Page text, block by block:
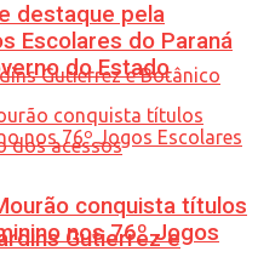
Gutierrez e
destaque pela
Escolares do Paraná
do Estado
conquista títulos
nos 76º Jogos